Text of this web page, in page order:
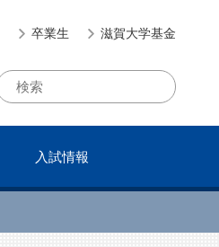
卒業生 滋賀大学基金
⼊試情報